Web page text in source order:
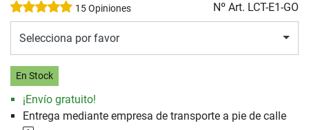
15 Opiniones Nº Art. LCT-E1-GO
Selecciona por favor
En Stock
¡Envío gratuito!
Entrega mediante empresa de transporte a pie de calle